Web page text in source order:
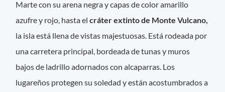
Marte con su arena negra y capas de color amarillo
azufre y rojo, hasta elcráter extinto de Monte Vulcano,
la isla está llena de vistas majestuosas. Está rodeada por
una carretera principal, bordeada de tunas y muros
bajos de ladrillo adornados con alcaparras. Los
lugareños protegen su soledad y están acostumbrados a